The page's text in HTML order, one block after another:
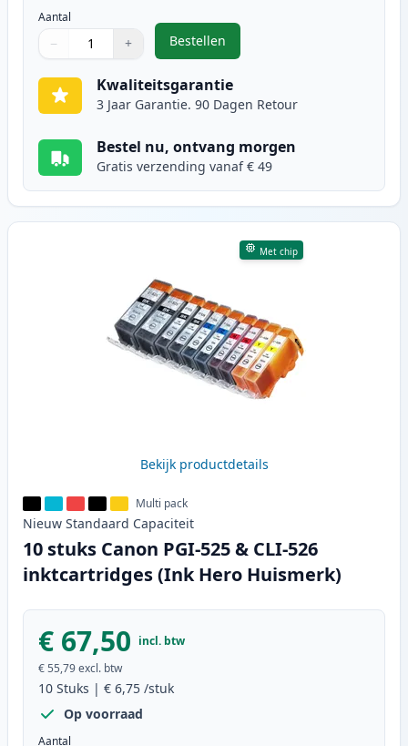
Aantal
Gebruik de knoppen om aan te passen
− +
1
Bestellen
,12 stuks Canon PGI-525 & CLI-
Kwaliteitsgarantie
3 Jaar Garantie. 90 Dagen Retour
Bestel nu, ontvang morgen
Gratis verzending vanaf € 49
Met chip
Bekijk productdetails
Multi pack
Nieuw Standaard Capaciteit
10 stuks Canon PGI-525 & CLI-526
inktcartridges (Ink Hero Huismerk)
€ 67,50 incl. btw
€ 55,79excl. btw
10 Stuks | € 6,75 /stuk
Op voorraad
Aantal